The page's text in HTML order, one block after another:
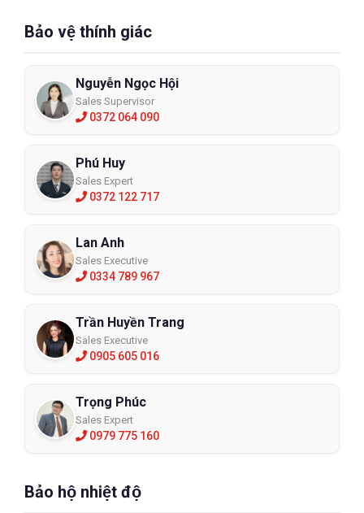
Bảo vệ thính giác
Nguyễn Ngọc Hội
Sales Supervisor
0372 064 090
Phú Huy
Sales Expert
0372 122 717
Lan Anh
Sales Executive
0334 789 967
Trần Huyền Trang
Sales Executive
0905 605 016
Trọng Phúc
Sales Expert
0979 775 160
Bảo hộ nhiệt độ